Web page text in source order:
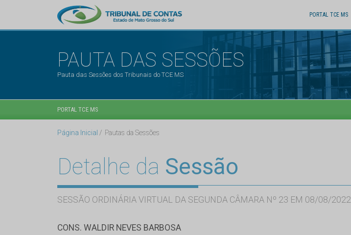
PORTAL TCE MS
PAUTA DAS SESSÕES
Pauta das Sessões dos Tribunais do TCE MS
PORTAL TCE MS
Página Inicial Pautas da Sessões
Detalhe da Sessão
SESSÃO ORDINÁRIA VIRTUAL DA SEGUNDA CÂMARA Nº 23 EM 08/08/2022
CONS. WALDIR NEVES BARBOSA